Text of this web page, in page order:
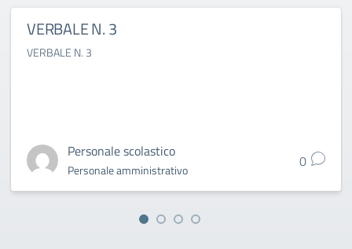
VERBALE N. 3
VERBALE N. 3
Personale scolastico
Personale amministrativo 0